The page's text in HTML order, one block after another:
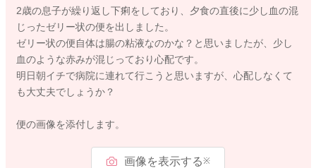
2歳の息子が繰り返し下痢をしており、夕食の直後に少し血の混
じったゼリー状の便を出しました。
ゼリー状の便自体は腸の粘液なのかな？と思いましたが、少し
血のような赤みが混じっており心配です。
明日朝イチで病院に連れて行こうと思いますが、心配しなくて
も大丈夫でしょうか？
便の画像を添付します。
画像を表示する※